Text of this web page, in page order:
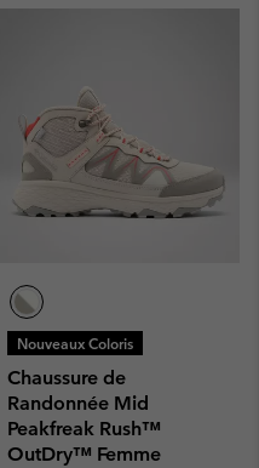
Nouveaux Coloris
Chaussure de
Randonnée Mid
Peakfreak Rush™
OutDry™ Femme